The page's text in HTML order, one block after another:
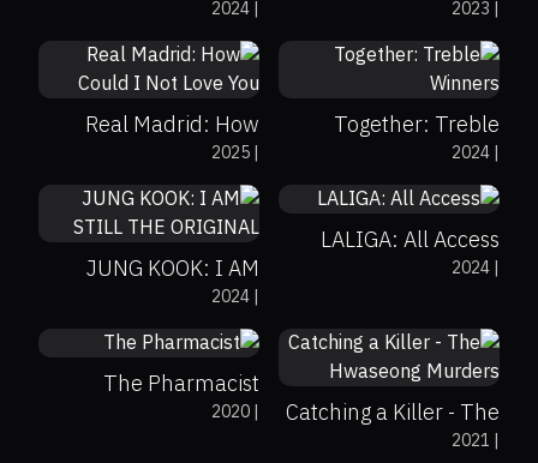
That Disappeared|
2023
Kickoff|
2024
7.4
0%
0%
Together: Treble
Winners|
2024
8.1
0%
0%
Real Madrid: How
Could I Not Love You|
2025
LALIGA: All Access
|
2024
8.7
JUNG KOOK: I AM
STILL THE ORIGINAL|
2024
Catching a Killer - The
Hwaseong Murders|
2021
7.7
The Pharmacist
|
2020